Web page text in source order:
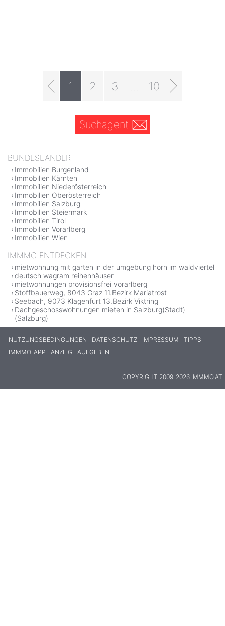
1 2 3 10
Suchagent
BUNDESLÄNDER
Immobilien Burgenland
Immobilien Kärnten
Immobilien Niederösterreich
Immobilien Oberösterreich
Immobilien Salzburg
Immobilien Steiermark
Immobilien Tirol
Immobilien Vorarlberg
Immobilien Wien
IMMMO ENTDECKEN
mietwohnung mit garten in der umgebung horn im waldviertel
deutsch wagram reihenhäuser
mietwohnungen provisionsfrei vorarlberg
Stoffbauerweg, 8043 Graz 11.Bezirk Mariatrost
Seebach, 9073 Klagenfurt 13.Bezirk Viktring
Dachgeschosswohnungen mieten in Salzburg(Stadt)
(Salzburg)
NUTZUNGSBEDINGUNGEN DATENSCHUTZ IMPRESSUM
TIPPS
IMMMO-APP
ANZEIGE AUFGEBEN
COPYRIGHT 2009-2026 IMMMO.AT